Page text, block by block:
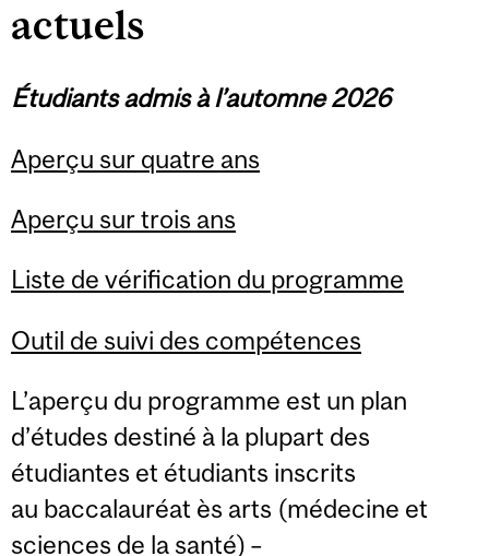
actuels
Étudiants admis à l’automne 2026
Aperçu sur quatre ans
Aperçu sur trois ans
Liste de vérification du programme
Outil de suivi des compétences
L’aperçu du programme est un plan
d’études destiné à la plupart des
étudiantes et étudiants inscrits
au baccalauréat ès arts (médecine et
sciences de la santé) –